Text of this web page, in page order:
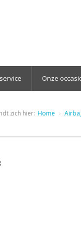
Onze
zich hier: Home